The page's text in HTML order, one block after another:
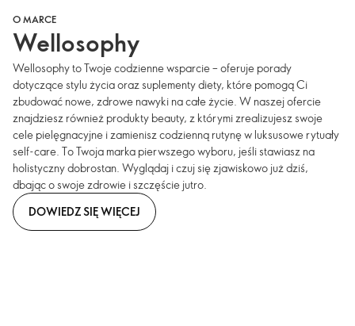
O MARCE
Wellosophy
Wellosophy to Twoje codzienne wsparcie – oferuje porady
dotyczące stylu życia oraz suplementy diety, które pomogą Ci
zbudować nowe, zdrowe nawyki na całe życie. W naszej ofercie
znajdziesz również produkty beauty, z którymi zrealizujesz swoje
cele pielęgnacyjne i zamienisz codzienną rutynę w luksusowe rytuały
self-care. To Twoja marka pierwszego wyboru, jeśli stawiasz na
holistyczny dobrostan. Wyglądaj i czuj się zjawiskowo już dziś,
dbając o swoje zdrowie i szczęście jutro.
DOWIEDZ SIĘ WIĘCEJ